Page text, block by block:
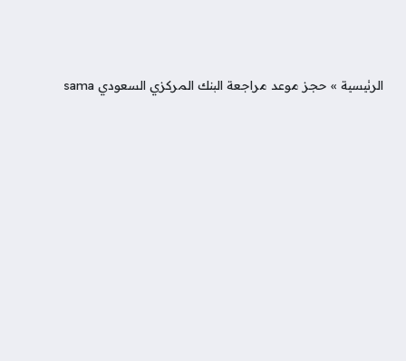
الرئيسية » حجز موعد مراجعة البنك المركزي السعودي sama